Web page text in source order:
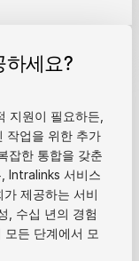
하세요?
지원이 필요하든,
작업을 위한 추가
잡한 통합을 갖춘
Intralinks 서비스
제공하는 서비
, 수십 년의 경험
모든 단계에서 모